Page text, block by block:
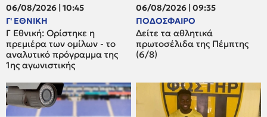
06/08/2026 | 10:45
Γ' ΕΘΝΙΚΗ
Γ Εθνική: Ορίστηκε η
πρεμιέρα των ομίλων - το
αναλυτικό πρόγραμμα της
1ης αγωνιστικής
06/08/2026 | 09:35
ΠΟΔΟΣΦΑΙΡΟ
Δείτε τα αθλητικά
πρωτοσέλιδα της Πέμπτης
(6/8)